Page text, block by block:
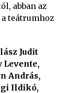
abban az
teátrumhoz
Judit
Levente,
András,
Ildikó,